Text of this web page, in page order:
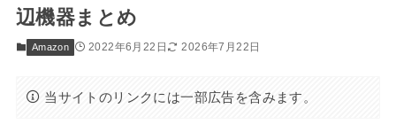
辺機器まとめ
Amazon 2022年6月22日 2026年7月22日
当サイトのリンクには一部広告を含みます。